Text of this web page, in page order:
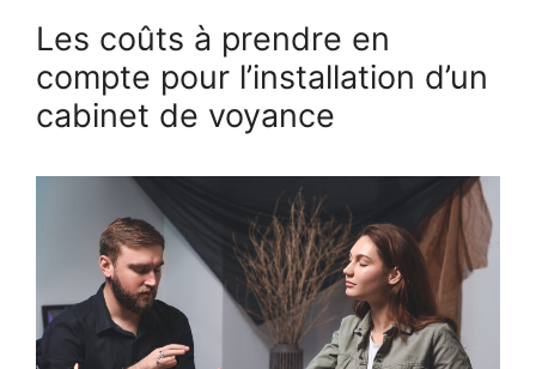
Les coûts à prendre en
compte pour l’installation d’un
cabinet de voyance